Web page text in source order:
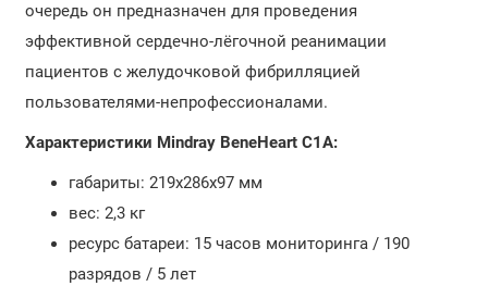
очередь он предназначен для проведения
эффективной сердечно-лёгочной реанимации
пациентов с желудочковой фибрилляцией
пользователями-непрофессионалами.
Характеристики Mindray BeneHeart C1A:
габариты: 219х286х97 мм
вес: 2,3 кг
ресурс батареи: 15 часов мониторинга / 190
разрядов / 5 лет